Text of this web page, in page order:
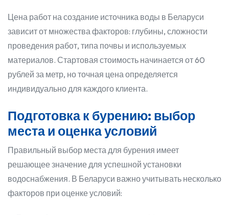
Цена работ на создание источника воды в Беларуси
зависит от множества факторов: глубины, сложности
проведения работ, типа почвы и используемых
материалов. Стартовая стоимость начинается от 60
рублей за метр, но точная цена определяется
индивидуально для каждого клиента.
Подготовка к бурению: выбор
места и оценка условий
Правильный выбор места для бурения имеет
решающее значение для успешной установки
водоснабжения. В Беларуси важно учитывать несколько
факторов при оценке условий: